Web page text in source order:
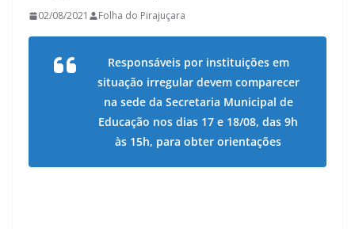
02/08/2021 Folha do Pirajuçara
Responsáveis por instituições em
situação irregular devem comparecer
na sede da Secretaria Municipal de
Educação nos dias 17 e 18/08, das 9h
às 15h, para obter orientações